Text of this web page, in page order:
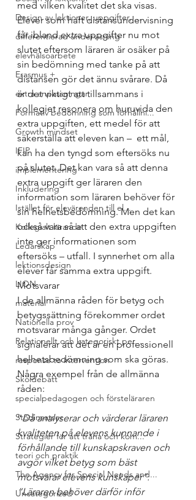
Design av lektioner, uppgifter, ...
differentierad undervisning
elevhälsoarbete
Erasmus +
extra anpassningar
Formativ bedömning som förhållni...
Growth mindset
IFIP
implementering
Inkludering
Istället för elevärenden till el...
Kollegialt lärande
Ledarskap
lektionsdesign
LION
material
Nationella prov
Relationellt och kategoriskt per...
response to intervention
Skoldebatt
specialpedagogen och försteläraren
Stödinsatser
Strategier för att träna och kom...
teori och praktik
The Agency for Special Needs and...
Uncategorized
med vilken kvalitet det ska visas.
Elever som haft distansundervisning
får ibland extra uppgifter nu mot
slutet eftersom läraren är osäker på
sin bedömning med tanke på att
distansen gör det ännu svårare. Då
är det viktigt att tillsammans i
kollegiet resonera om huruvida den
extra uppgiften, ett medel för att
säkerställa att eleven kan –  ett mål,
kan ha den tyngd som eftersöks nu
på slutet. Det kan vara så att denna
extra uppgift ger läraren den
information som läraren behöver för
sin helhetsbedömning. Men det kan
också vara så att den extra uppgiften
inte ger informationen som
eftersöks – utfall. I synnerhet om alla
elever får samma extra uppgift.
Motsvarar
I de allmänna råden för betyg och
betygssättning förekommer ordet
motsvarar många gånger. Ordet
signalerar att det är en professionell
helhetsbedömning som ska göras.
Några exempel från de allmänna
råden:
“Då analyserar och värderar läraren
kvaliteten på elevens kunnande i
förhållande till kunskapskraven och
avgör vilket betyg som bäst
motsvarar elevens kunskaper”.
“Läraren behöver därför inför